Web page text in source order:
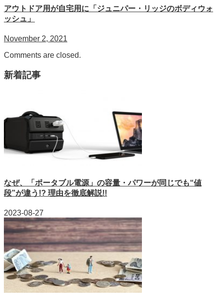
アウトドア用が自宅用に「ジュニパー・リッジのボディウォ
ッシュ」
November 2, 2021
Comments are closed.
新着記事
なぜ、「ポータブル電源」の容量・パワーが同じでも“値
段”が違う!? 理由を徹底解説!!
2023-08-27